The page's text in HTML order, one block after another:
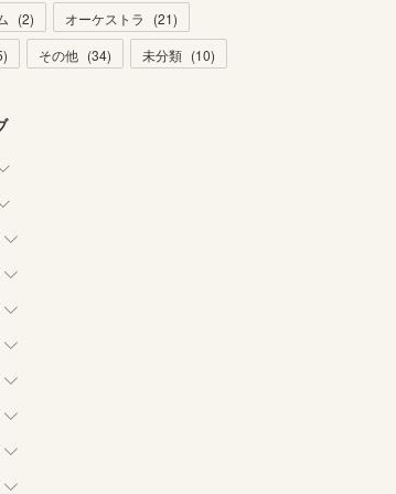
(2) オーケストラ (21)
) その他 (34) 未分類 (10)